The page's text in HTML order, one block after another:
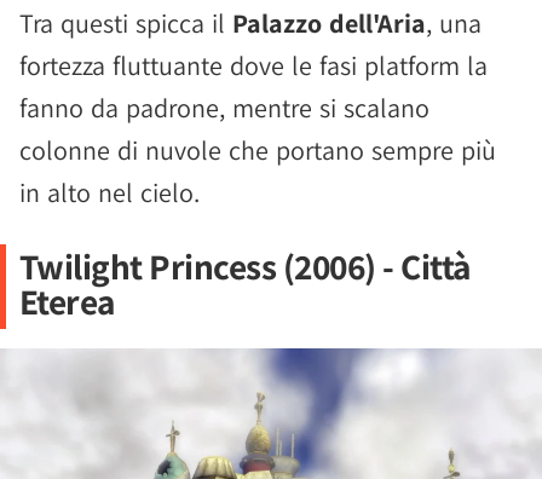
Tra questi spicca il Palazzo dell'Aria, una
fortezza fluttuante dove le fasi platform la
fanno da padrone, mentre si scalano
colonne di nuvole che portano sempre più
in alto nel cielo.
Twilight Princess (2006) - Città
Eterea